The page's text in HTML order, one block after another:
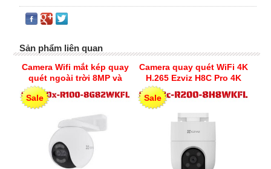
Sản phẩm liên quan
Camera Wifi mắt kép quay
quét ngoài trời 8MP và
2MP Ezviz H80x
Sale
Camera quay quét WiFi 4K
H.265 Ezviz H8C Pro 4K
Sale